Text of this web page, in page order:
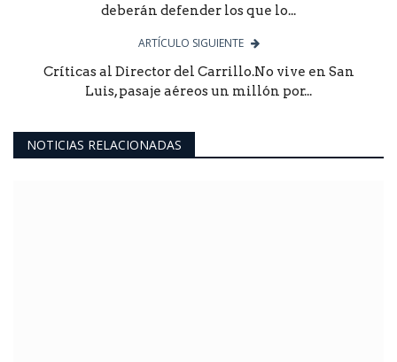
deberán defender los que lo...
ARTÍCULO SIGUIENTE
Críticas al Director del Carrillo.No vive en San
Luis, pasaje aéreos un millón por...
NOTICIAS RELACIONADAS